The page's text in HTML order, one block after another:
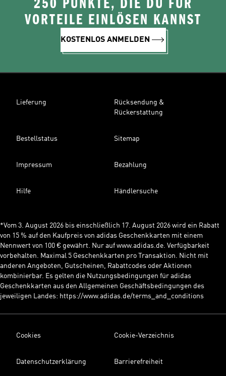
250 PUNKTE, DIE DU FÜR
VORTEILE EINLÖSEN KANNST
KOSTENLOS ANMELDEN
Lieferung
Rücksendung &
Rückerstattung
Bestellstatus Sitemap
Impressum Bezahlung
Hilfe Händlersuche
*Vom 3. August 2026 bis einschließlich 17. August 2026 wird ein Rabatt
von 15 % auf den Kaufpreis von adidas Geschenkkarten mit einem
Nennwert von 100 € gewährt. Nur auf www.adidas.de. Verfügbarkeit
vorbehalten. Maximal 5 Geschenkkarten pro Transaktion. Nicht mit
anderen Angeboten, Gutscheinen, Rabattcodes oder Aktionen
kombinierbar. Es gelten die Nutzungsbedingungen für adidas
Geschenkkarten aus den Allgemeinen Geschäftsbedingungen des
jeweiligen Landes: https://www.adidas.de/terms_and_conditions
Cookies Cookie-Verzeichnis
Datenschutzerklärung Barrierefreiheit